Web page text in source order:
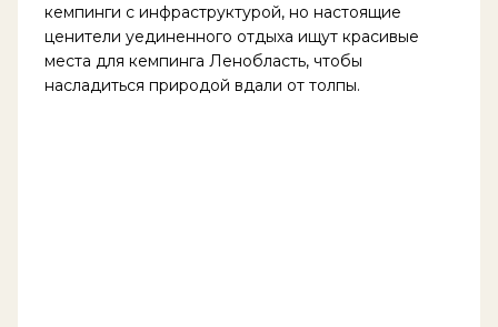
кемпинги с инфраструктурой, но настоящие
ценители уединенного отдыха ищут красивые
места для кемпинга Ленобласть, чтобы
насладиться природой вдали от толпы.